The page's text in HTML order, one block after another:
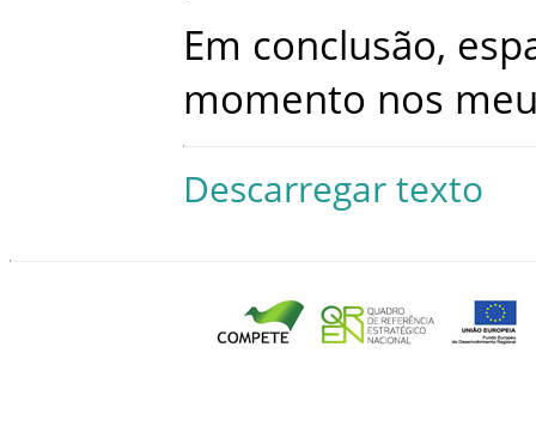
Em conclusão,
momento nos
Descarregar texto